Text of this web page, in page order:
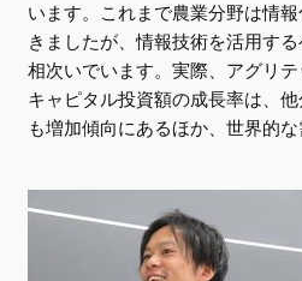
います。これまで農業分野は情
きましたが、情報技術を活用す
相次いでいます。実際、アグリ
キャピタル投資額の成長率は、
も増加傾向にあるほか、世界的な